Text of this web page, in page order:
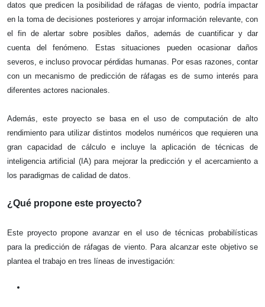
datos que predicen la posibilidad de ráfagas de viento, podría impactar
en la toma de decisiones posteriores y arrojar información relevante, con
el fin de alertar sobre posibles daños, además de cuantificar y dar
cuenta del fenómeno. Estas situaciones pueden ocasionar daños
severos, e incluso provocar pérdidas humanas. Por esas razones, contar
con un mecanismo de predicción de ráfagas es de sumo interés para
diferentes actores nacionales.
Además, este proyecto se basa en el uso de computación de alto
rendimiento para utilizar distintos modelos numéricos que requieren una
gran capacidad de cálculo e incluye la aplicación de técnicas de
inteligencia artificial (IA) para mejorar la predicción y el acercamiento a
los paradigmas de calidad de datos.
¿Qué propone este proyecto?
Este proyecto propone avanzar en el uso de técnicas probabilísticas
para la predicción de ráfagas de viento. Para alcanzar este objetivo se
plantea el trabajo en tres líneas de investigación: